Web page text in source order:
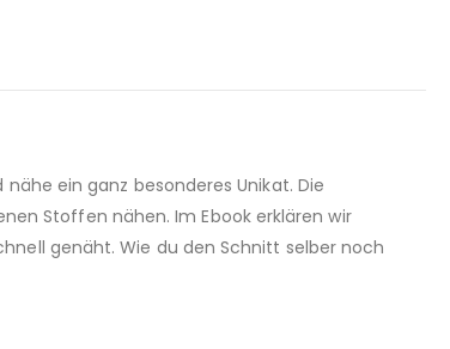
ein ganz besonderes Unikat. Die
Stoffen nähen. Im Ebook erklären wir
genäht. Wie du den Schnitt selber noch